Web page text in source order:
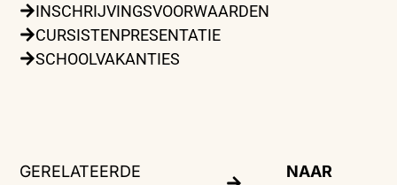
INSCHRIJVINGSVOORWAARDEN
CURSISTENPRESENTATIE
SCHOOLVAKANTIES
GERELATEERDE
NAAR